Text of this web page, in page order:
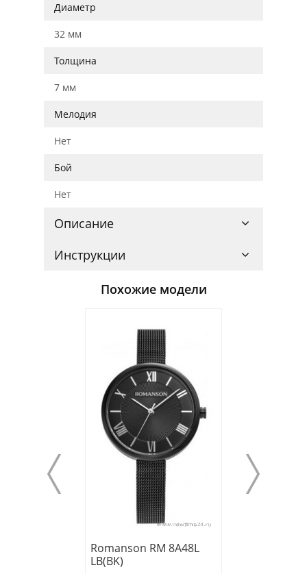
Диаметр
32 мм
Толщина
7 мм
Мелодия
Нет
Бой
Нет
Описание
Инструкции
Похожие модели
Romanson RM 8A48L
LB(BK)